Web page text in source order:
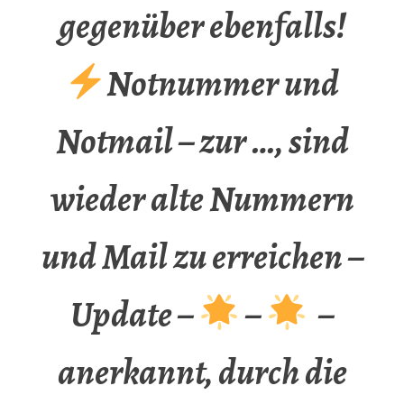
gegenüber ebenfalls!
Notnummer und
Notmail – zur …, sind
wieder alte Nummern
und Mail zu erreichen –
Update –
–
–
anerkannt, durch die